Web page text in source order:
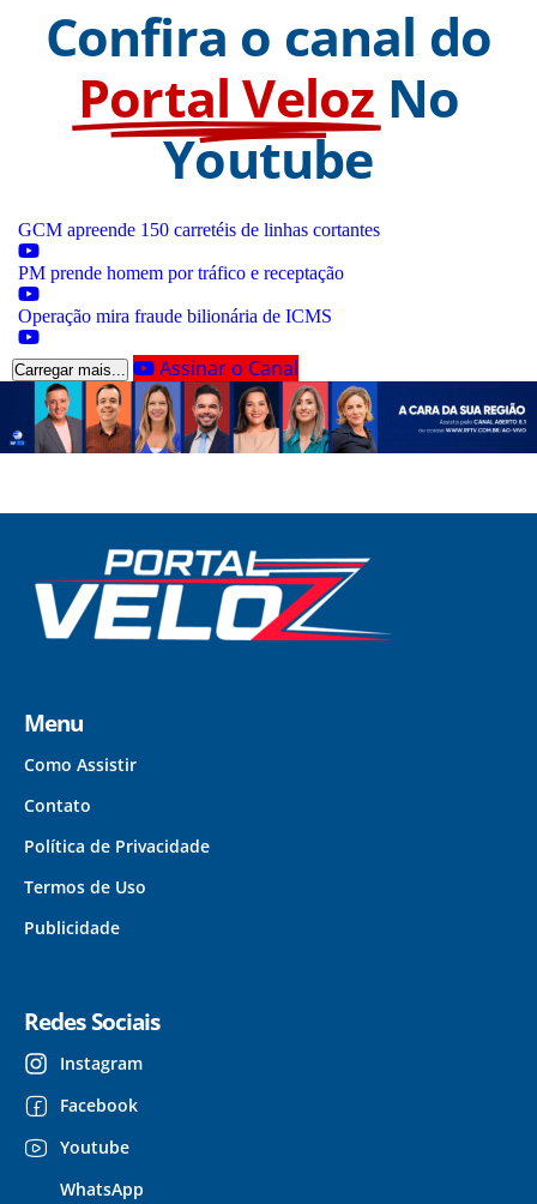
Confira o canal do
Portal Veloz No
Youtube
GCM apreende 150 carretéis de linhas cortantes
PM prende homem por tráfico e receptação
Operação mira fraude bilionária de ICMS
Carregar mais... Assinar o Canal
Menu
Como Assistir
Contato
Política de Privacidade
Termos de Uso
Publicidade
Redes Sociais
Instagram
Facebook
Youtube
WhatsApp